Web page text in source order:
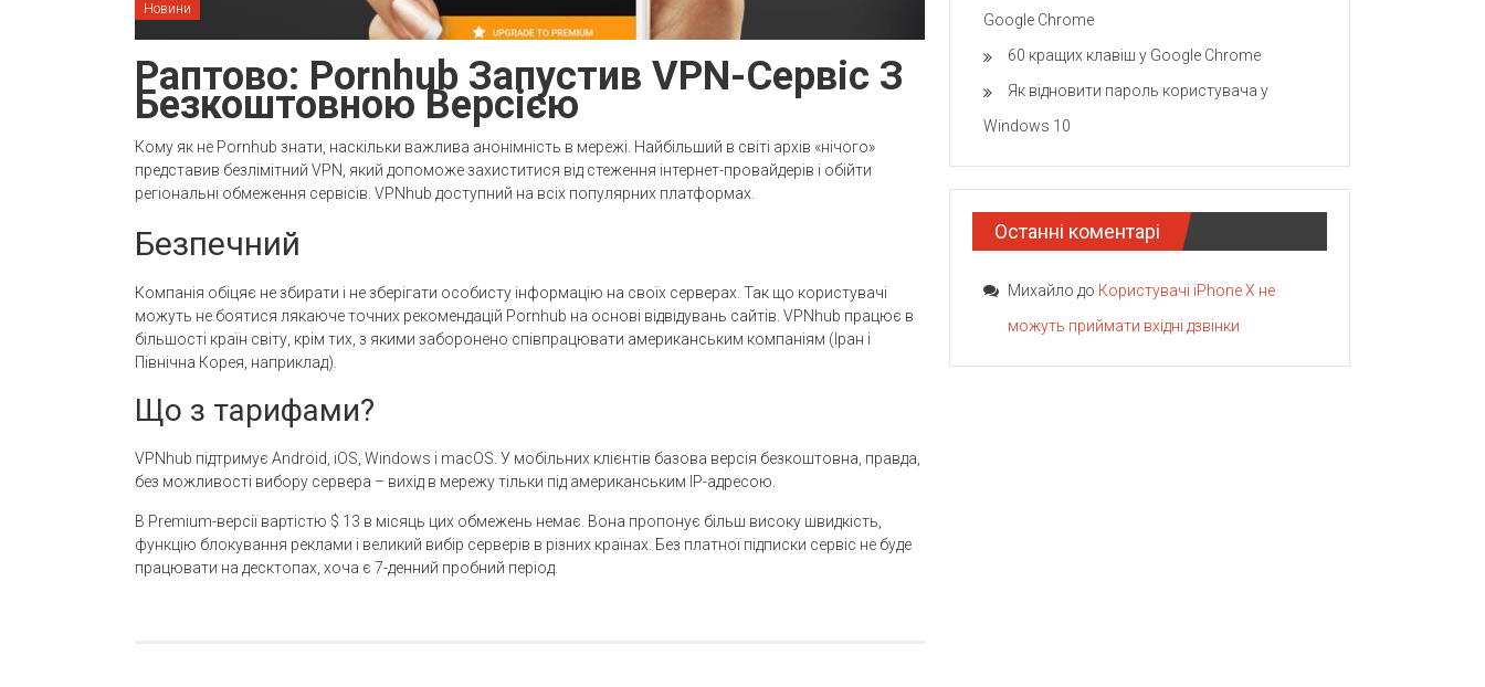
Новини
Раптово: Pornhub Запустив VPN-Сервіс З
Безкоштовною Версією
Кому як не Pornhub знати, наскільки важлива анонімність в мережі. Найбільший в світі архів «нічого»
представив безлімітний VPN, який допоможе захиститися від стеження інтернет-провайдерів і обійти
регіональні обмеження сервісів. VPNhub доступний на всіх популярних платформах.
Безпечний
Компанія обіцяє не збирати і не зберігати особисту інформацію на своїх серверах. Так що користувачі
можуть не боятися лякаюче точних рекомендацій Pornhub на основі відвідувань сайтів. VPNhub працює в
більшості країн світу, крім тих, з якими заборонено співпрацювати американським компаніям (Іран і
Північна Корея, наприклад).
Що з тарифами?
VPNhub підтримує Android, iOS, Windows і macOS. У мобільних клієнтів базова версія безкоштовна, правда,
без можливості вибору сервера – вихід в мережу тільки під американським IP-адресою.
В Premium-версії вартістю $ 13 в місяць цих обмежень немає. Вона пропонує більш високу швидкість,
функцію блокування реклами і великий вибір серверів в різних країнах. Без платної підписки сервіс не буде
працювати на десктопах, хоча є 7-денний пробний період.
Google Chrome
60 кращих клавіш у Google Chrome
Як відновити пароль користувача у
Windows 10
Останні коментарі
Михайло до Користувачі iPhone X не
можуть приймати вхідні дзвінки